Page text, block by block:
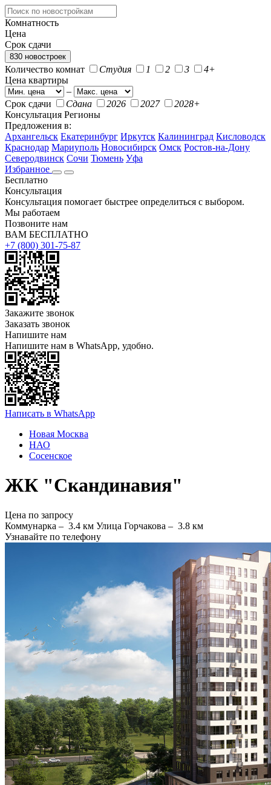
Комнатность
Цена
Срок сдачи
830 новостроек
Количество комнат Студия 1 2 3
4+
Цена квартиры
–
Срок сдачи
Сдана 2026 2027
2028+
Консультация Регионы
Предложения в:
Архангельск Екатеринбург Иркутск Калининград Кисловодск
Краснодар Мариуполь Новосибирск Омск Ростов-на-Дону
Северодвинск Сочи Тюмень Уфа
Избранное
Бесплатно
Консультация
Консультация помогает быстрее определиться с выбором.
Мы работаем
Позвоните нам
ВАМ БЕСПЛАТНО
+7 (800) 301-75-87
Закажите звонок
Заказать звонок
Напишите нам
Напишите нам в WhatsApp, удобно.
Написать в WhatsApp
Новая Москва
НАО
Сосенское
ЖК "Скандинавия"
Цена по запросу
Коммунарка – 3.4 км Улица Горчакова – 3.8 км
Узнавайте по телефону